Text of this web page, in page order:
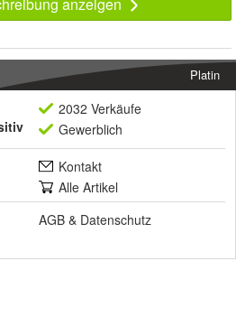
Platin
2032 Verkäufe
Gewerblich
Kontakt
Alle Artikel
AGB & Datenschutz